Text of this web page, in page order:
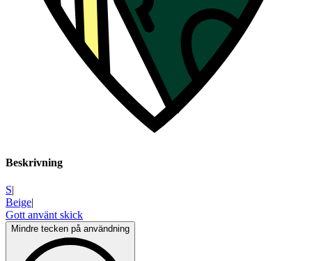
Beskrivning
S|
Beige|
Gott använt skick
Mindre tecken på användning